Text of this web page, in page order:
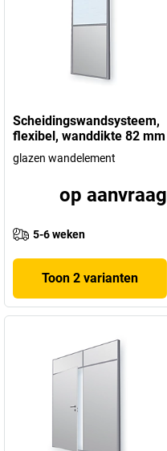
Scheidingswandsysteem,
flexibel, wanddikte 82 mm
glazen wandelement
op aanvraag
5-6 weken
Toon 2 varianten